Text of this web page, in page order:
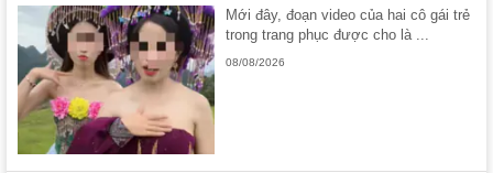
Mới đây, đoạn video của hai cô gái trẻ
trong trang phục được cho là ...
08/08/2026